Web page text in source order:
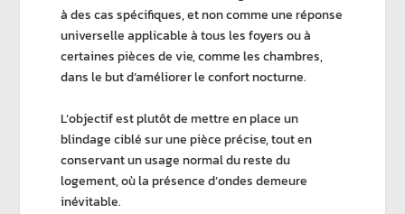
à des cas spécifiques, et non comme une réponse
universelle applicable à tous les foyers ou à
certaines pièces de vie, comme les chambres,
dans le but d’améliorer le confort nocturne.
L’objectif est plutôt de mettre en place un
blindage ciblé sur une pièce précise, tout en
conservant un usage normal du reste du
logement, où la présence d’ondes demeure
inévitable.